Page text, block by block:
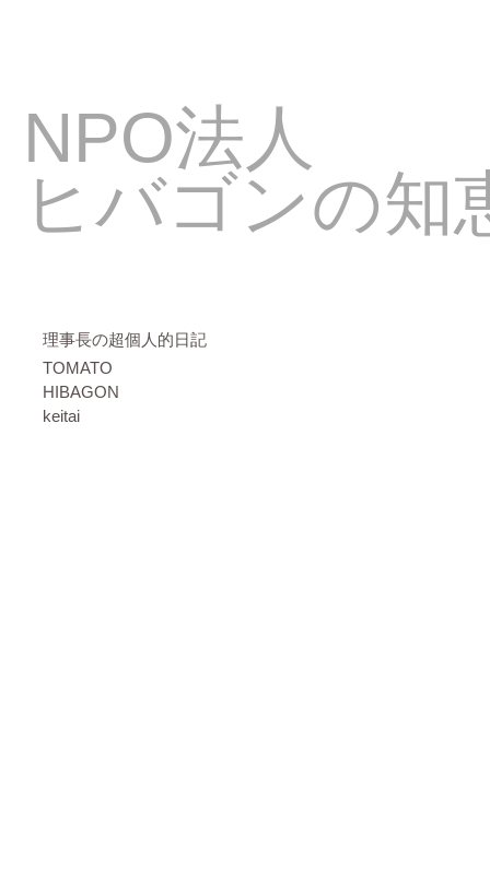
NPO法人
ヒバゴンの知
理事長の超個人的日記
TOMATO
HIBAGON
keitai